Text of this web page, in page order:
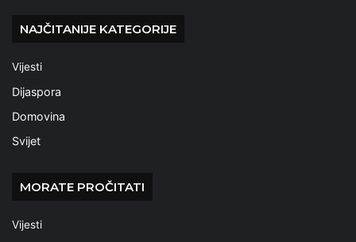
NAJČITANIJE KATEGORIJE
Vijesti
Dijaspora
Domovina
Svijet
MORATE PROČITATI
Vijesti